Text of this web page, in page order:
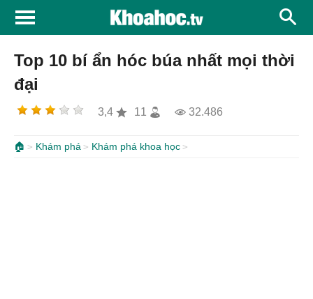
Top 10 bí ẩn hóc búa nhất mọi thời
đại
3,4 11 32.486
🏠 Khám phá Khám phá khoa học